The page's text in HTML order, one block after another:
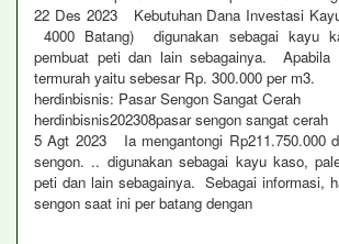
22 Des 2023 Kebutuhan Dana Investasi
4000 Batang) digunakan sebagai kayu
pembuat peti dan lain sebagainya. Apabila
termurah yaitu sebesar Rp. 300.000 per m3.
herdinbisnis: Pasar Sengon Sangat Cerah
herdinbisnis202308pasar sengon sangat cerah
5 Agt 2023 Ia mengantongi Rp211.750.000
sengon. .. digunakan sebagai kayu kaso,
peti dan lain sebagainya. Sebagai informasi,
sengon saat ini per batang dengan